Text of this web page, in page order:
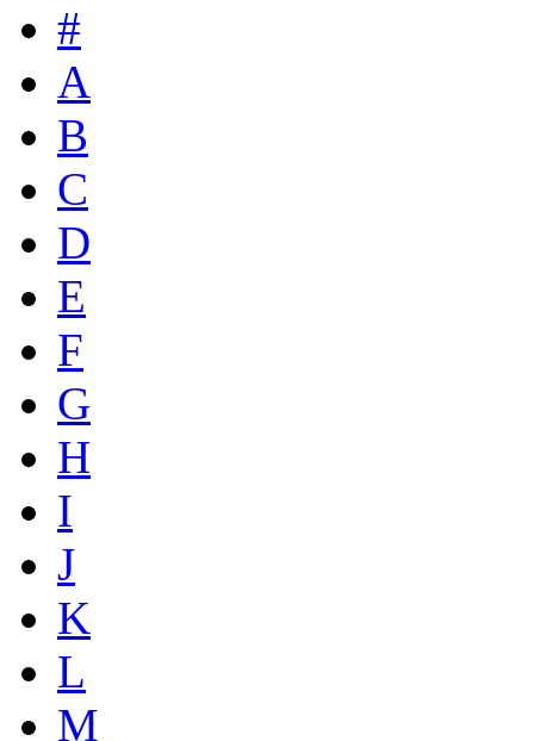
#
A
B
C
D
E
F
G
H
I
J
K
L
M